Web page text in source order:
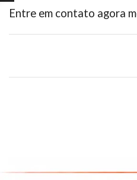
Entre em contato agora